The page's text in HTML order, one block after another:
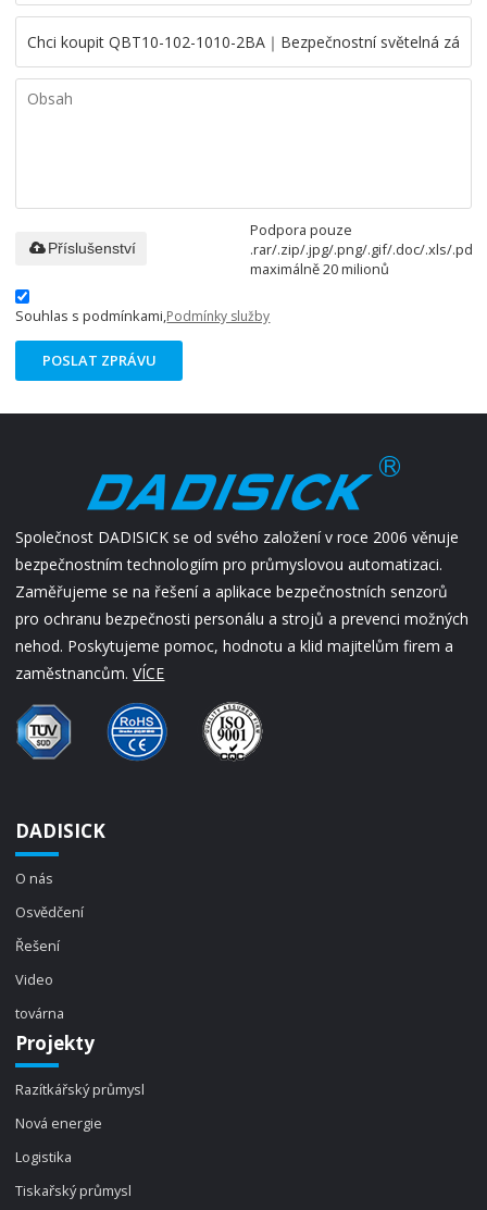
Podpora pouze
.rar/.zip/.jpg/.png/.gif/.doc/.xls/.pdf,
maximálně 20 milionů
Příslušenství
Souhlas s podmínkami,Podmínky služby
POSLAT ZPRÁVU
Společnost DADISICK se od svého založení v roce 2006 věnuje
bezpečnostním technologiím pro průmyslovou automatizaci.
Zaměřujeme se na řešení a aplikace bezpečnostních senzorů
pro ochranu bezpečnosti personálu a strojů a prevenci možných
nehod. Poskytujeme pomoc, hodnotu a klid majitelům firem a
zaměstnancům.VÍCE
DADISICK
O nás
Osvědčení
Řešení
Video
továrna
Projekty
Razítkářský průmysl
Nová energie
Logistika
Tiskařský průmysl